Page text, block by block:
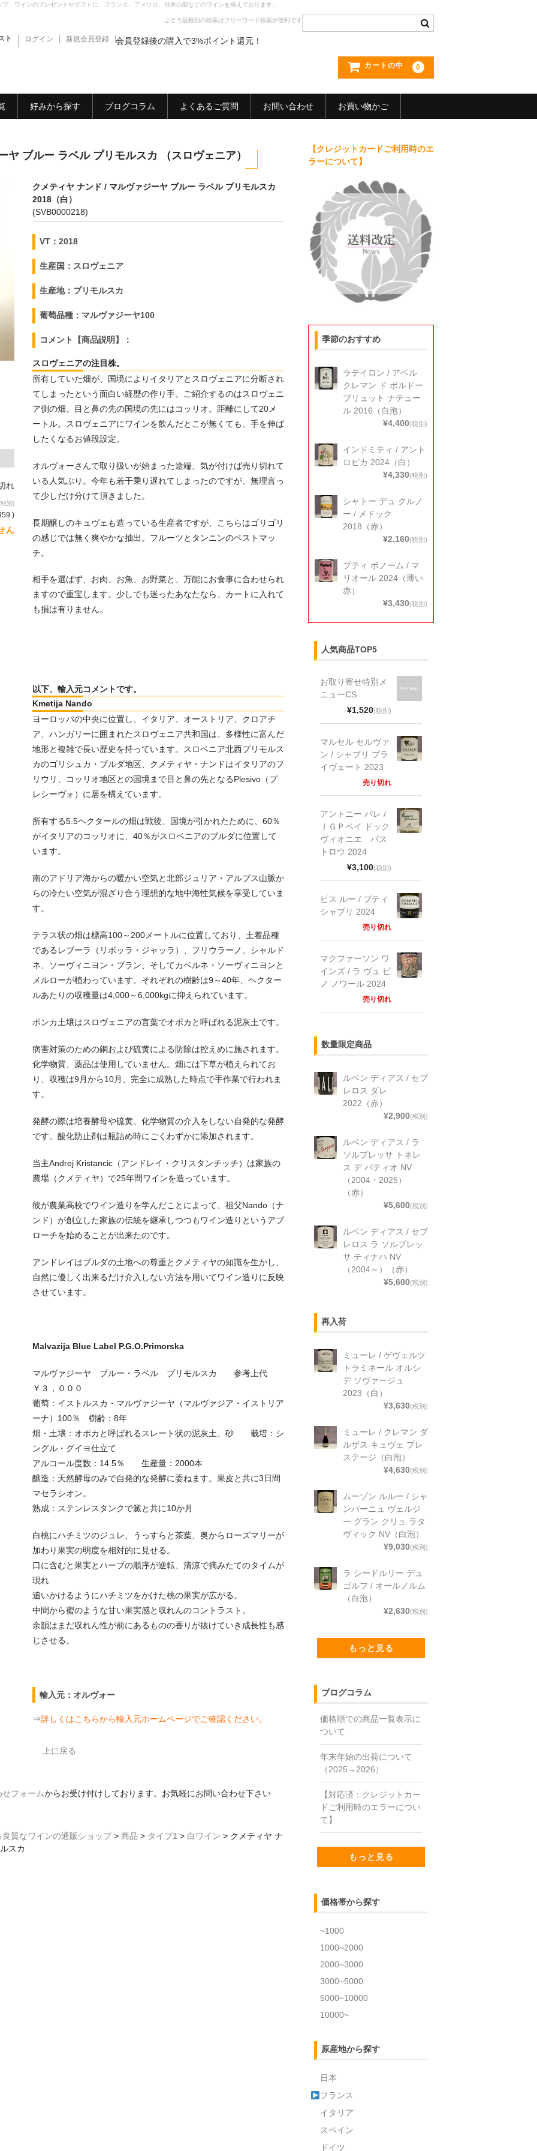
ワインのプレゼントやギフトに フランス、アメリカ、日本山梨などのワインを揃えております。
ぶどう品種別の検索はフリーワード検索が便利です
ト ログイン 新規会員登録 会員登録後の購入で3%ポイント還元！
カートの中 0
好みから探す ブログコラム よくあるご質問 お問い合わせ お買い物かご
ヤ ブルー ラベル プリモルスカ （スロヴェニア）
れ
別)
)
ん
クメティヤ ナンド / マルヴァジーヤ ブルー ラベル プリモルスカ
2018（白）
(SVB0000218)
VT：2018
生産国：スロヴェニア
生産地：プリモルスカ
葡萄品種：マルヴァジーヤ100
コメント【商品説明】：
スロヴェニアの注目株。
所有していた畑が、国境によりイタリアとスロヴェニアに分断され
てしまったという面白い経歴の作り手。ご紹介するのはスロヴェニ
ア側の畑。目と鼻の先の国境の先にはコッリオ。距離にして20メ
ートル。スロヴェニアにワインを飲んだとこが無くても、手を伸ば
したくなるお値段設定。
オルヴォーさんで取り扱いが始まった途端、気が付けば売り切れて
いる人気ぶり。今年も若干乗り遅れてしまったのですが、無理言っ
て少しだけ分けて頂きました。
長期醸しのキュヴェも造っている生産者ですが、こちらはゴリゴリ
の感じでは無く爽やかな抽出。フルーツとタンニンのベストマッ
チ。
相手を選ばず、お肉、お魚、お野菜と、万能にお食事に合わせられ
ますので重宝します。少しでも迷ったあなたなら、カートに入れて
も損は有りません。
以下、輸入元コメントです。
Kmetija Nando
ヨーロッパの中央に位置し、イタリア、オーストリア、クロアチ
ア、ハンガリーに囲まれたスロヴェニア共和国は、多様性に富んだ
地形と複雑で長い歴史を持っています。スロベニア北西プリモルス
カのゴリシュカ・ブルダ地区、クメティヤ・ナンドはイタリアのフ
リウリ、コッリオ地区との国境まで目と鼻の先となるPlesivo（プ
レシーヴォ）に居を構えています。
所有する5.5ヘクタールの畑は戦後、国境が引かれたために、60％
がイタリアのコッリオに、40％がスロベニアのブルダに位置して
います。
南のアドリア海からの暖かい空気と北部ジュリア・アルプス山脈か
らの冷たい空気が混ざり合う理想的な地中海性気候を享受していま
す。
テラス状の畑は標高100～200メートルに位置しており、土着品種
であるレブーラ（リボッラ・ジャッラ）、フリウラーノ、シャルド
ネ、ソーヴィニヨン・ブラン、そしてカベルネ・ソーヴィニヨンと
メルローが植わっています。それぞれの樹齢は9～40年、ヘクター
ルあたりの収穫量は4,000～6,000kgに抑えられています。
ポンカ土壌はスロヴェニアの言葉でオポカと呼ばれる泥灰土です。
病害対策のための銅および硫黄による防除は控えめに施されます。
化学物質、薬品は使用していません。畑には下草が植えられてお
り、収穫は9月から10月、完全に成熟した時点で手作業で行われま
す。
発酵の際は培養酵母や硫黄、化学物質の介入をしない自発的な発酵
です。酸化防止剤は瓶詰め時にごくわずかに添加されます。
当主Andrej Kristancic（アンドレイ・クリスタンチッチ）は家族の
農場（クメティヤ）で25年間ワインを造っています。
彼が農業高校でワイン造りを学んだことによって、祖父Nando（ナ
ンド）が創立した家族の伝統を継承しつつもワイン造りというアプ
ローチを始めることが出来たのです。
アンドレイはブルダの土地への尊重とクメティヤの知識を生かし、
自然に優しく出来るだけ介入しない方法を用いてワイン造りに反映
させています。
Malvazija Blue Label P.G.O.Primorska
マルヴァジーヤ ブルー・ラベル プリモルスカ 参考上代
￥３，０００
葡萄：イストルスカ・マルヴァジーヤ（マルヴァジア・イストリア
ーナ）100％ 樹齢：8年
畑・土壌：オポカと呼ばれるスレート状の泥灰土、砂 栽培：シ
ングル・グイヨ仕立て
アルコール度数：14.5％ 生産量：2000本
醸造：天然酵母のみで自発的な発酵に委ねます。果皮と共に3日間
マセラシオン。
熟成：ステンレスタンクで澱と共に10か月
白桃にハチミツのジュレ、うっすらと茶葉、奥からローズマリーが
加わり果実の明度を相対的に見せる。
口に含むと果実とハーブの順序が逆転、清涼で摘みたてのタイムが
現れ
追いかけるようにハチミツをかけた桃の果実が広がる。
中間から蜜のような甘い果実感と収れんのコントラスト。
余韻はまだ収れん性が前にあるものの香りが抜けていき成長性も感
じさせる。
輸入元：オルヴォー
⇒詳しくはこちらから輸入元ホームページでご確認ください。
上に戻る
フォームからお受け付けしております。お気軽にお問い合わせ下さい
良質なワインの通販ショップ> 商品 > タイプ1 > 白ワイン > クメティヤ ナ
スカ
【クレジットカードご利用時のエ
ラーについて】
季節のおすすめ
ラテイロン / アベル
クレマン ド ボルドー
ブリュット ナチュー
ル 2016（白泡）
¥4,400(税別)
インドミティ / アント
ロピカ 2024（白）
¥4,330(税別)
シャトー デュ クルノ
ー / メドック
2018（赤）
¥2,160(税別)
プティ ボノーム / マ
リオール 2024（薄い
赤）
¥3,430(税別)
人気商品TOP5
お取り寄せ特別メ
ニューCS
¥1,520(税別)
マルセル セルヴァ
ン / シャブリ プラ
イヴェート 2023
売り切れ
アントニー パレ /
ＩＧＰペイ ドック
ヴィオニエ パス
トロウ 2024
¥3,100(税別)
ピス ルー / プティ
シャブリ 2024
売り切れ
マクファーソン ワ
インズ / ラ ヴュ ピ
ノ ノワール 2024
売り切れ
数量限定商品
ルベン ディアス / セブ
レロス ダレ
2022（赤）
¥2,900(税別)
ルベン ディアス / ラ
ソルプレッサ トネレ
ス デ パティオ NV
（2004・2025）
（赤）
¥5,600(税別)
ルベン ディアス / セブ
レロス ラ ソルプレッ
サ ティナハ NV
（2004～）（赤）
¥5,600(税別)
再入荷
ミューレ / ゲヴェルツ
トラミネール オルシ
デ ソヴァージュ
2023（白）
¥3,630(税別)
ミューレ / クレマン ダ
ルザス キュヴェ プレ
ステージ（白泡）
¥4,630(税別)
ムーゾン ルルー / シャ
ンパーニュ ヴェルジ
ー グラン クリュ ラタ
ヴィック NV（白泡）
¥9,030(税別)
ラ シードルリー デュ
ゴルフ / オールノルム
（白泡）
¥2,630(税別)
もっと見る
ブログコラム
価格順での商品一覧表示に
ついて
年末年始の出荷について
（2025→2026）
【対応済：クレジットカー
ドご利用時のエラーについ
て】
もっと見る
価格帯から探す
~1000
1000~2000
2000~3000
3000~5000
5000~10000
10000~
原産地から探す
日本
フランス
イタリア
スペイン
ドイツ